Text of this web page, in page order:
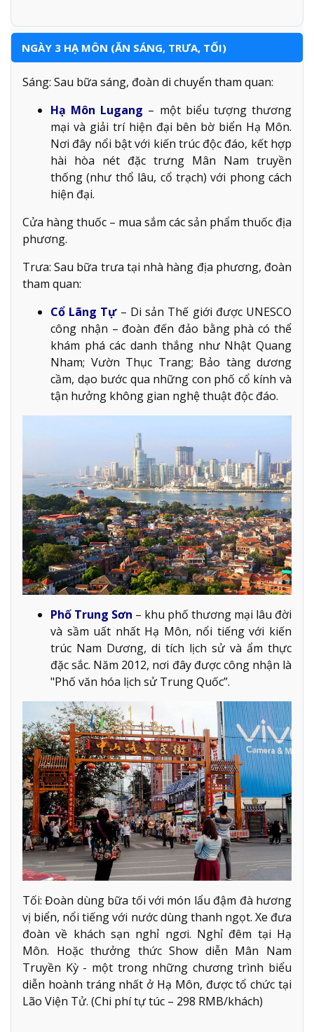
NGÀY 3 HẠ MÔN (ĂN SÁNG, TRƯA, TỐI)
Sáng: Sau bữa sáng, đoàn di chuyển tham quan:
Hạ Môn Lugang – một biểu tượng thương
mại và giải trí hiện đại bên bờ biển Hạ Môn.
Nơi đây nổi bật với kiến trúc độc đáo, kết hợp
hài hòa nét đặc trưng Mân Nam truyền
thống (như thổ lâu, cổ trạch) với phong cách
hiện đại.
Cửa hàng thuốc – mua sắm các sản phẩm thuốc địa
phương.
Trưa: Sau bữa trưa tại nhà hàng địa phương, đoàn
tham quan:
Cổ Lãng Tự– Di sản Thế giới được UNESCO
công nhận – đoàn đến đảo bằng phà có thể
khám phá các danh thắng như Nhật Quang
Nham; Vườn Thục Trang; Bảo tàng dương
cầm, dạo bước qua những con phố cổ kính và
tận hưởng không gian nghệ thuật độc đáo.
Phố Trung Sơn – khu phố thương mại lâu đời
và sầm uất nhất Hạ Môn, nổi tiếng với kiến
trúc Nam Dương, di tích lịch sử và ẩm thực
đặc sắc. Năm 2012, nơi đây được công nhận là
"Phố văn hóa lịch sử Trung Quốc”.
Tối: Đoàn dùng bữa tối với món lẩu đậm đà hương
vị biển, nổi tiếng với nước dùng thanh ngọt. Xe đưa
đoàn về khách sạn nghỉ ngơi. Nghỉ đêm tại Hạ
Môn. Hoặc thưởng thức Show diễn Mân Nam
Truyền Kỳ - một trong những chương trình biểu
diễn hoành tráng nhất ở Hạ Môn, được tổ chức tại
Lão Viện Tử. (Chi phí tự túc – 298 RMB/khách)